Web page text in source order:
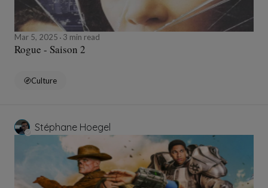
Mar 5, 2025 3 min read
Rogue - Saison 2
Culture
Stéphane Hoegel